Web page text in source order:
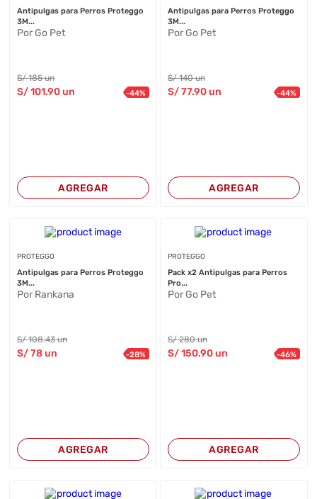
Antipulgas para Perros Proteggo
3M...
Por Go Pet
S/185 un
S/101.90 un -44%
AGREGAR
Antipulgas para Perros Proteggo
3M...
Por Go Pet
S/140 un
S/77.90un -44%
AGREGAR
PROTEGGO
Antipulgas para Perros Proteggo
3M...
Por Rankana
S/108.43 un
S/78 un -28%
AGREGAR
PROTEGGO
Pack x2 Antipulgas para Perros
Pro...
Por Go Pet
S/280 un
S/150.90un -46%
AGREGAR